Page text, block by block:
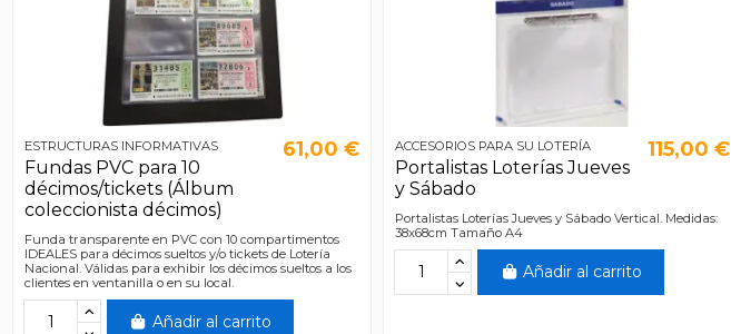
ESTRUCTURAS INFORMATIVAS
Fundas PVC para 10
décimos/tickets (Álbum
coleccionista décimos)
61,00 €
Funda transparente en PVC con 10 compartimentos
IDEALES para décimos sueltos y/o tickets de Lotería
Nacional. Válidas para exhibir los décimos sueltos a los
clientes en ventanilla o en su local.
Añadir al carrito
ACCESORIOS PARA SU LOTERÍA
Portalistas Loterías Jueves
y Sábado
115,00 €
Portalistas Loterías Jueves y Sábado Vertical. Medidas:
38x68cm Tamaño A4
Añadir al carrito